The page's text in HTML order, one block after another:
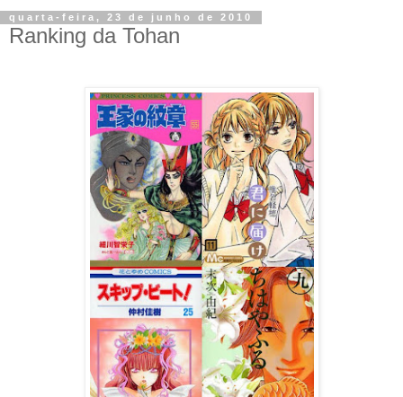
quarta-feira, 23 de junho de 2010
Ranking da Tohan